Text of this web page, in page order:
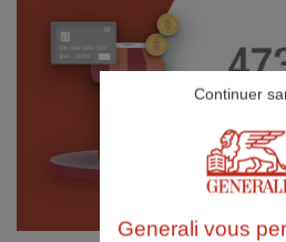
Generali vous
Continuer